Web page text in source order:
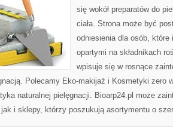
się wokół preparatów do
ciała. Strona może być
odniesienia dla osób,
opartymi na składnikach
wpisuje się w rosnące
Polecamy Eko-makijaż i Kosmetyki zero
naturalnej pielęgnacji. Bioarp24.pl może
jak i sklepy, którzy poszukują asortymentu o